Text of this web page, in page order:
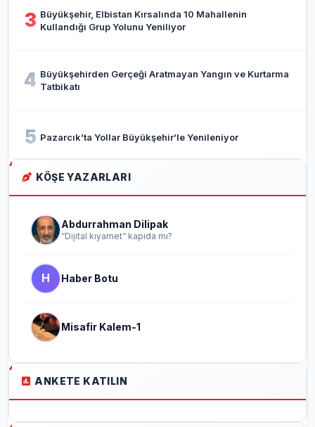
3 Büyükşehir, Elbistan Kırsalında 10 Mahallenin
Kullandığı Grup Yolunu Yeniliyor
4 Büyükşehirden Gerçeği Aratmayan Yangın ve Kurtarma
Tatbikatı
5 Pazarcık’ta Yollar Büyükşehir’le Yenileniyor
KÖŞE YAZARLARI
Abdurrahman Dilipak
“Dijital kıyamet“ kapıda mı?
H Haber Botu
Misafir Kalem-1
ANKETE KATILIN